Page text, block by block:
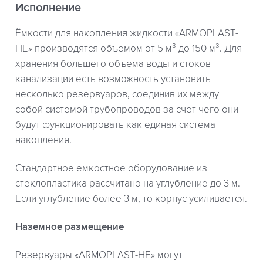
Исполнение
Ёмкости для накопления жидкости «ARMOPLAST-
HE» производятся объемом от 5 м³ до 150 м³. Для
хранения большего объема воды и стоков
канализации есть возможность установить
несколько резервуаров, соединив их между
собой системой трубопроводов за счет чего они
будут функционировать как единая система
накопления.
Стандартное емкостное оборудование из
стеклопластика рассчитано на углубление до 3 м.
Если углубление более 3 м, то корпус усиливается.
Наземное размещение
Резервуары «ARMOPLAST-HE» могут